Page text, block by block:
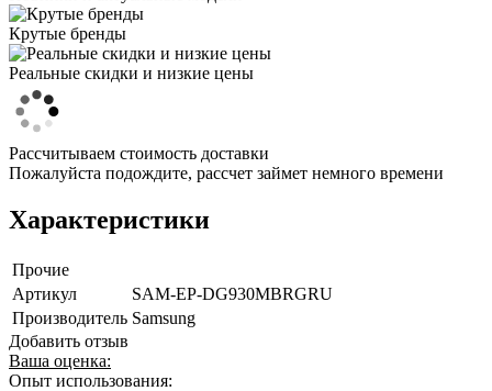
Крутые бренды
Реальные скидки и низкие цены
Рассчитываем стоимость доставки
Пожалуйста подождите, рассчет займет немного времени
Характеристики
Прочие
Артикул
SAM-EP-DG930MBRGRU
Производитель Samsung
Добавить отзыв
Ваша оценка:
Опыт использования: